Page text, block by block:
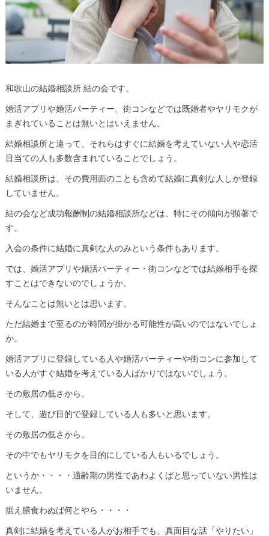
和歌山の結婚相談所 結の会です。
婚活アプリや婚活パーティー、街コンなどでは既婚者やヤリモクが
まぎれていることは無いとはいえません。
結婚相談所と違って、それらはすぐに結婚を考えていない人や恋活
目当ての人も多数含まれていることでしょう。
結婚相談所は、その費用面のことも含めて結婚に真剣な人しか登録
していません。
結の会など成功報酬制の結婚相談所などは、特にその傾向が顕著で
す。
入会の条件に結婚に真剣な人のみという条件もあります。
では、婚活アプリや婚活パーティー・街コンなどでは結婚相手を探
すことはできないのでしょうか。
そんなことは無いとは思います。
ただ結婚まで至るのが時間が掛かる可能性が高いのではないでしょ
か。
婚活アプリに登録している人や婚活パーティーや街コンに参加して
いる人がすぐ結婚を考えている人ばかりではないでしょう。
その敷居の低さから。
そして、遊び目的で登録している人も多いと思います。
その敷居の低さから。
その中でもヤリモクを目的にしている人もいるでしょう。
というか・・・・適齢期の男性であわよくばと思っていない男性は
いません。
据え膳食わぬば何とやら・・・・
真剣に結婚を考えている人がお相手でも、真面目な話「やりたい」